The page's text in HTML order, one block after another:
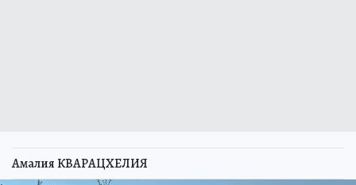
Амалия КВАРАЦХЕЛИЯ